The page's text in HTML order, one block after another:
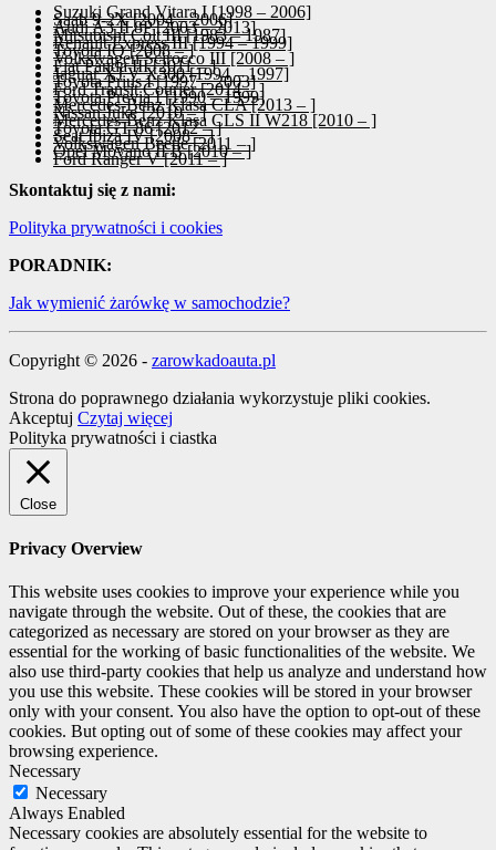
Suzuki Grand Vitara I [1998 – 2006]
Saab 9-2X [2004 – 2006]
Audi A3 II 8P [2003 – 2013]
Mitsubishi Colt III [1983 – 1987]
Renault Express III [1994 – 1999]
Toyota IQ [2008 – ]
Volkswagen Scirocco III [2008 – ]
Fiat Panda III [2011 – ]
Jaguar XJ V X300 [1994 – 1997]
Toyota Prius I [1997 – 2003]
Ford Transit Courier [2014 – ]
Toyota Previa I [1990 – 1999]
Mercedes-Benz Klasa CLA [2013 – ]
Nissan Juke [2010 – ]
Mercedes-Benz Klasa CLS II W218 [2010 – ]
Toyota GT 86 [2012 – ]
Seat Ibiza IV [2008 – ]
Volkswagen Beetle [2011 – ]
Opel Movano II B [2010 – ]
Ford Ranger V [2011 – ]
Skontaktuj się z nami:
Polityka prywatności i cookies
PORADNIK:
Jak wymienić żarówkę w samochodzie?
Copyright © 2026 - zarowkadoauta.pl
Strona do poprawnego działania wykorzystuje pliki cookies.
Akceptuj Czytaj więcej
Polityka prywatności i ciastka
Close
Privacy Overview
This website uses cookies to improve your experience while you
navigate through the website. Out of these, the cookies that are
categorized as necessary are stored on your browser as they are
essential for the working of basic functionalities of the website. We
also use third-party cookies that help us analyze and understand how
you use this website. These cookies will be stored in your browser
only with your consent. You also have the option to opt-out of these
cookies. But opting out of some of these cookies may affect your
browsing experience.
Necessary
Necessary
Always Enabled
Necessary cookies are absolutely essential for the website to